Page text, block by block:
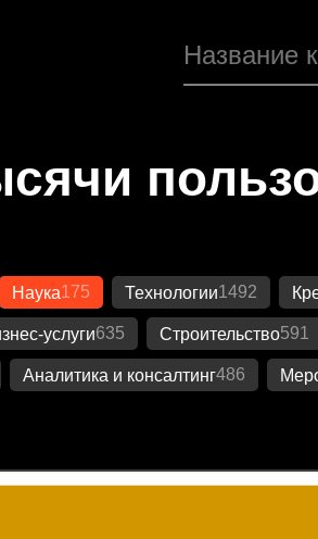
Наука175 Технологии1492
услуги635 Строительство591
Аналитика и консалтинг486